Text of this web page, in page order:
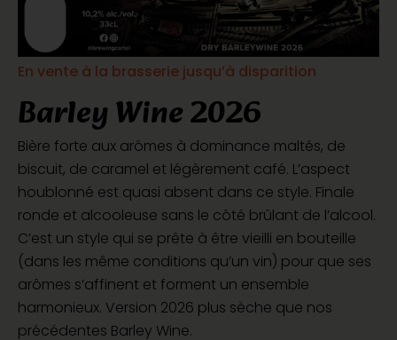
En vente à la brasserie jusqu’à disparition
Barley Wine 2026
Bière forte aux arômes à dominance maltés, de
biscuit, de caramel et légèrement café. L’aspect
houblonné est quasi absent dans ce style. Finale
ronde et alcooleuse sans le côté brûlant de l’alcool.
C’est un style qui se prête à être vieilli en bouteille
(dans les même conditions qu’un vin) pour que ses
arômes s’affinent et forment un ensemble
harmonieux. Version 2026 plus sèche que nos
précédentes Barley Wine.